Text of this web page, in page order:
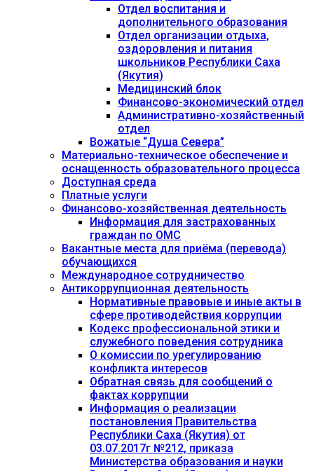
Отдел воспитания и
дополнительного образования
Отдел организации отдыха,
оздоровления и питания
школьников Республики Саха
(Якутия)
Медицинский блок
Финансово-экономический отдел
Административно-хозяйственный
отдел
Вожатые “Душа Севера”
Материально-техническое обеспечение и
оснащенность образовательного процесса
Доступная среда
Платные услуги
Финансово-хозяйственная деятельность
Информация для застрахованных
граждан по ОМС
Вакантные места для приёма (перевода)
обучающихся
Международное сотрудничество
Антикоррупционная деятельность
Нормативные правовые и иные акты в
сфере противодействия коррупции
Кодекс профессиональной этики и
служебного поведения сотрудника
О комиссии по урегулированию
конфликта интересов
Обратная связь для сообщений о
фактах коррупции
Информация о реализации
постановления Правительства
Республики Саха (Якутия) от
03.07.2017г №212, приказа
Министерства образования и науки